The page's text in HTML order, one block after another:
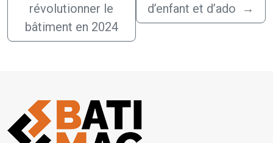
révolutionner le
bâtiment en 2024
d’enfant et d’ado
→